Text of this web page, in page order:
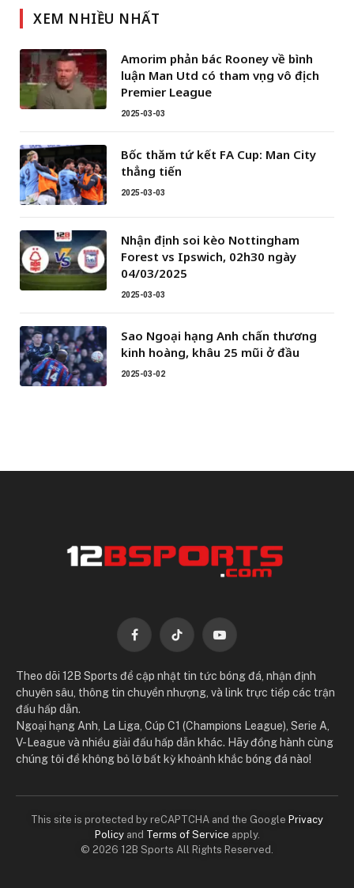
XEM NHIỀU NHẤT
Amorim phản bác Rooney về bình
luận Man Utd có tham vọng vô địch
Premier League
2025-03-03
Bốc thăm tứ kết FA Cup: Man City
thẳng tiến
2025-03-03
Nhận định soi kèo Nottingham
Forest vs Ipswich, 02h30 ngày
04/03/2025
2025-03-03
Sao Ngoại hạng Anh chấn thương
kinh hoàng, khâu 25 mũi ở đầu
2025-03-02
FacebookTikTok YouTube
Theo dõi 12B Sports để cập nhật tin tức bóng đá, nhận định
chuyên sâu, thông tin chuyển nhượng, và link trực tiếp các trận
đấu hấp dẫn.
Ngoại hạng Anh, La Liga, Cúp C1 (Champions League), Serie A,
V-League và nhiều giải đấu hấp dẫn khác. Hãy đồng hành cùng
chúng tôi để không bỏ lỡ bất kỳ khoảnh khắc bóng đá nào!
This site is protected by reCAPTCHA and the Google Privacy
Policyand Terms of Service apply.
© 2026 12B Sports All Rights Reserved.